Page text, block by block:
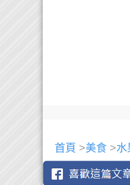
首頁 >美食 >水